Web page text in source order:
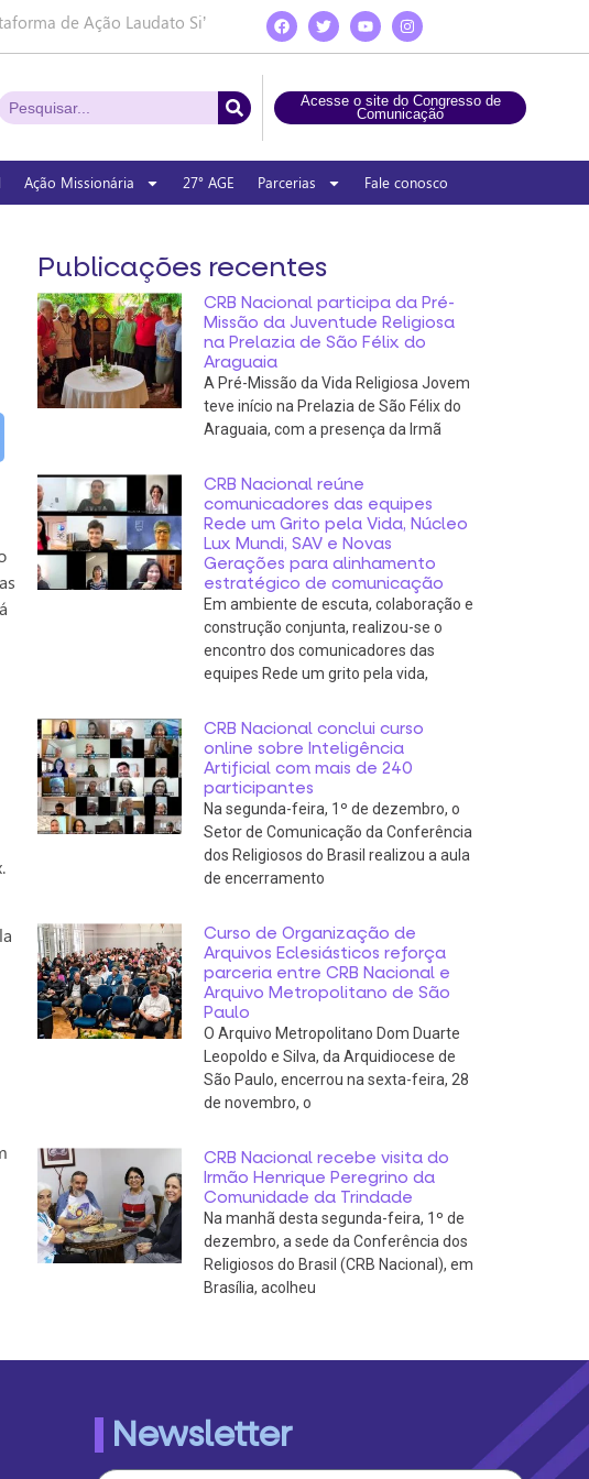
de Ação Laudato Si’
Acesse o site do Congresso de
Comunicação
Ação Missionária 27° AGE Parcerias Fale conosco
Publicações recentes
CRB Nacional participa da Pré-
Missão da Juventude Religiosa
na Prelazia de São Félix do
Araguaia
A Pré-Missão da Vida Religiosa Jovem
teve início na Prelazia de São Félix do
Araguaia, com a presença da Irmã
CRB Nacional reúne
comunicadores das equipes
Rede um Grito pela Vida, Núcleo
Lux Mundi, SAV e Novas
Gerações para alinhamento
estratégico de comunicação
Em ambiente de escuta, colaboração e
construção conjunta, realizou-se o
encontro dos comunicadores das
equipes Rede um grito pela vida,
CRB Nacional conclui curso
online sobre Inteligência
Artificial com mais de 240
participantes
Na segunda-feira, 1º de dezembro, o
Setor de Comunicação da Conferência
dos Religiosos do Brasil realizou a aula
de encerramento
Curso de Organização de
Arquivos Eclesiásticos reforça
parceria entre CRB Nacional e
Arquivo Metropolitano de São
Paulo
O Arquivo Metropolitano Dom Duarte
Leopoldo e Silva, da Arquidiocese de
São Paulo, encerrou na sexta-feira, 28
de novembro, o
CRB Nacional recebe visita do
Irmão Henrique Peregrino da
Comunidade da Trindade
Na manhã desta segunda-feira, 1º de
dezembro, a sede da Conferência dos
Religiosos do Brasil (CRB Nacional), em
Brasília, acolheu
Newsletter